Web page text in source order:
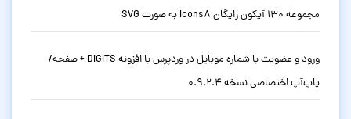
مجموعه 130 آیکون رایگان Icons8 به صورت SVG
ورود و عضویت با شماره موبایل در وردپرس با افزونه DIGITS + صفحه/
پاپ‌آپ اختصاصی نسخه 0.9.2.4